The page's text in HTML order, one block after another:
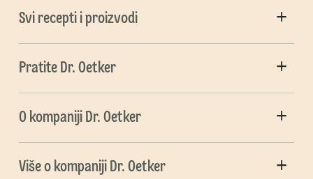
Svi recepti i proizvodi
Pratite Dr. Oetker
O kompaniji Dr. Oetker
Više o kompaniji Dr. Oetker